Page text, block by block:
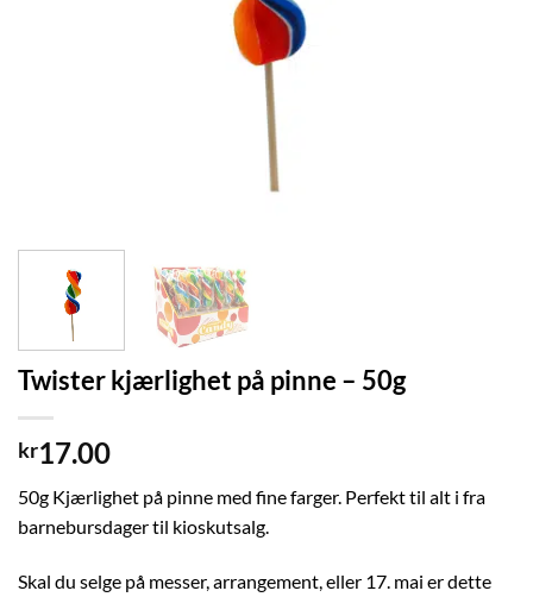
Twister kjærlighet på pinne – 50g
kr17.00
50g Kjærlighet på pinne med fine farger. Perfekt til alt i fra
barnebursdager til kioskutsalg.
Skal du selge på messer, arrangement, eller 17. mai er dette